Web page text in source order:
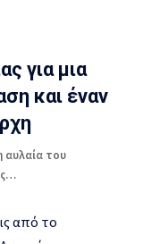
για μια
και έναν
αυλαία του